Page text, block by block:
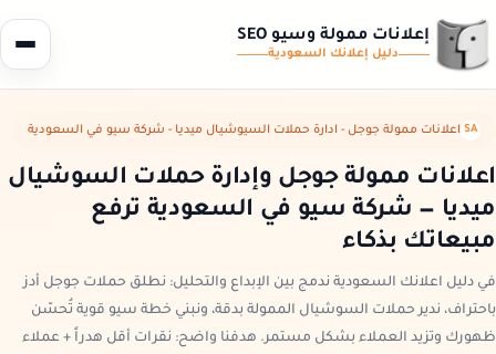
إعلانات ممولة وسيو SEO
دليل إعلانك السعودية
SA اعلانات ممولة جوجل - ادارة حملات السيوشيال ميديا - شركة سيو في السعودية
اعلانات ممولة جوجل وإدارة حملات السوشيال
ميديا — شركة سيو في السعودية ترفع
مبيعاتك بذكاء
في دليل اعلانك السعودية ندمج بين الإبداع والتحليل: نطلق حملات جوجل أدز
باحتراف، ندير حملات السوشيال الممولة بدقة، ونبني خطة سيو قوية تُحسّن
ظهورك وتزيد العملاء بشكل مستمر. هدفنا واضح: نقرات أقل هدراً + عملاء